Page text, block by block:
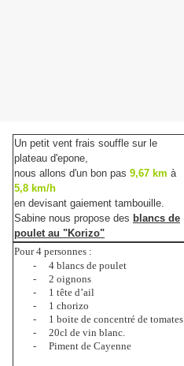
Un petit vent frais souffle sur le
plateau d'epone,
nous allons d'un bon pas 9,67 km à
5,8 km/h
en devisant gaiement tambouille.
Sabine nous propose des blancs de
poulet au "Korizo"
Pour 4 personnes :
-
4 blancs de poulet
-
2 oignons
-
1 tête d’ail
-
1 chorizo
-
1 boite de concentré de tomates
-
20cl de vin blanc.
-
Piment de Cayenne